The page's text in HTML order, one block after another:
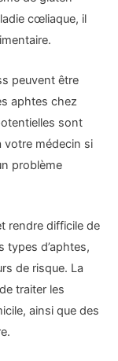
cœliaque, il
peuvent être
aphtes chez
sont
votre médecin si
problème
rendre difficile de
types d’aphtes,
de risque. La
traiter les
ainsi que des